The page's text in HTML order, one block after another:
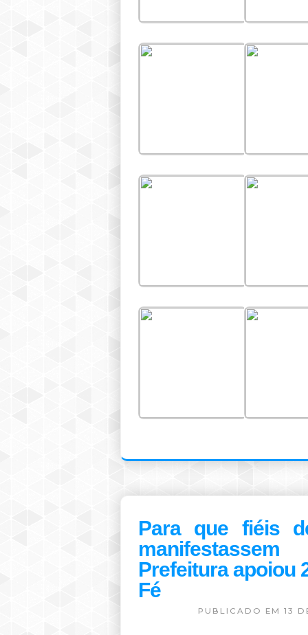
Para que fiéis
Prefeitura apoiou
Fé
PUBLICADO EM 13